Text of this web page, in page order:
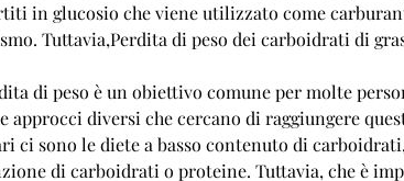
in glucosio che viene utilizzato come
Tuttavia,Perdita di peso dei carboidrati di
di peso è un obiettivo comune per molte
approcci diversi che cercano di raggiungere
ci sono le diete a basso contenuto di
di carboidrati o proteine. Tuttavia, che è